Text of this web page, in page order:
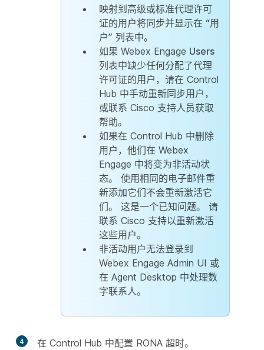
映射到高级或标准代理许可
证的用户将同步并显示在 “用
户” 列表中。
如果 Webex Engage Users
列表中缺少任何分配了代理
许可证的用户，请在 Control
Hub 中手动重新同步用户，
或联系 Cisco 支持人员获取
帮助。
如果在 Control Hub 中删除
用户，他们在 Webex
Engage 中将变为非活动状
态。 使用相同的电子邮件重
新添加它们不会重新激活它
们。 这是一个已知问题。 请
联系 Cisco 支持以重新激活
这些用户。
非活动用户无法登录到
Webex Engage Admin UI 或
在 Agent Desktop 中处理数
字联系人。
4
在 Control Hub 中配置 RONA 超时。